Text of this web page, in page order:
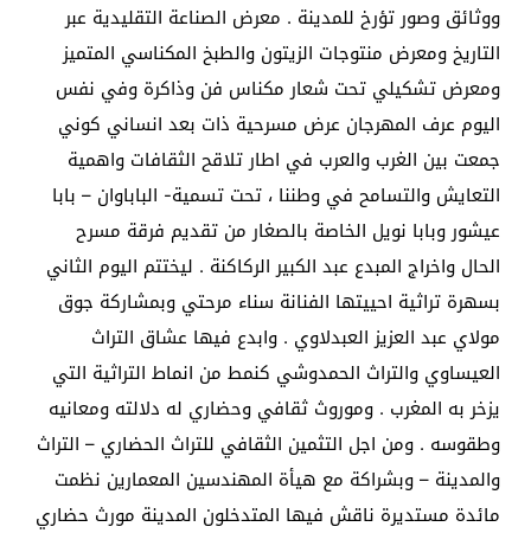
ووثائق وصور تؤرخ للمدينة . معرض الصناعة التقليدية عبر
التاريخ ومعرض منتوجات الزيتون والطبخ المكناسي المتميز
ومعرض تشكيلي تحت شعار مكناس فن وذاكرة وفي نفس
اليوم عرف المهرجان عرض مسرحية ذات بعد انساني كوني
جمعت بين الغرب والعرب في اطار تلاقح الثقافات واهمية
التعايش والتسامح في وطننا ، تحت تسمية- الباباوان – بابا
عيشور وبابا نويل الخاصة بالصغار من تقديم فرقة مسرح
الحال واخراج المبدع عبد الكبير الركاكنة . ليختتم اليوم الثاني
بسهرة تراثية احييتها الفنانة سناء مرحتي وبمشاركة جوق
مولاي عبد العزيز العبدلاوي . وابدع فيها عشاق التراث
العيساوي والتراث الحمدوشي كنمط من انماط التراثية التي
يزخر به المغرب . وموروث ثقافي وحضاري له دلالته ومعانيه
وطقوسه . ومن اجل التثمين الثقافي للتراث الحضاري – التراث
والمدينة – وبشراكة مع هيأة المهندسين المعمارين نظمت
مائدة مستديرة ناقش فيها المتدخلون المدينة مورث حضاري